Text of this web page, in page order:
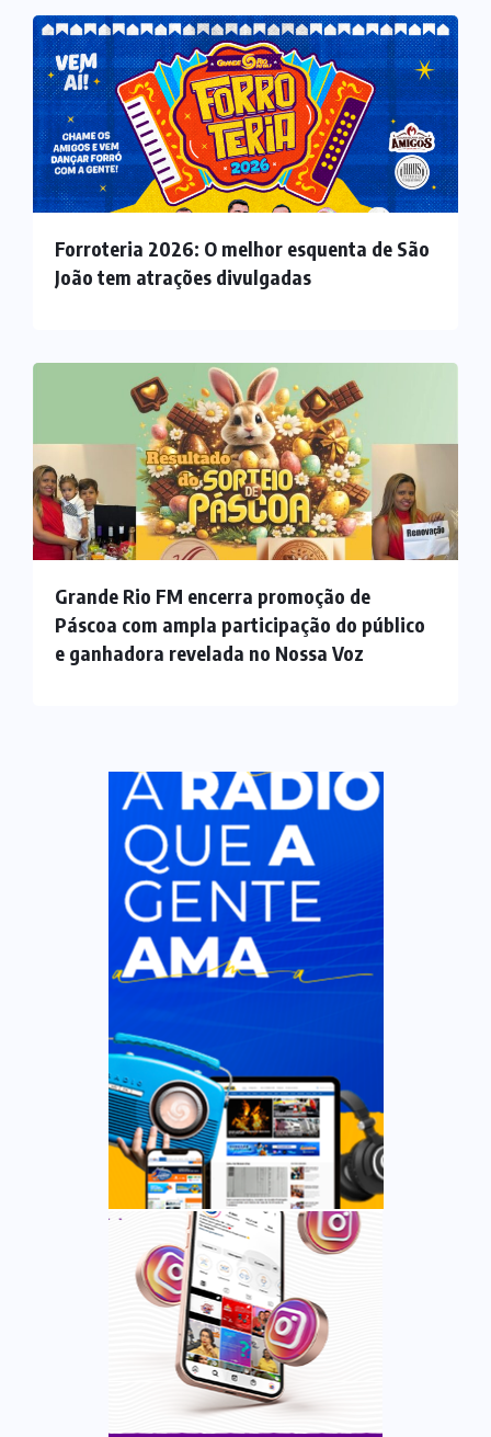
Forroteria 2026: O melhor esquenta de São
João tem atrações divulgadas
Grande Rio FM encerra promoção de
Páscoa com ampla participação do público
e ganhadora revelada no Nossa Voz